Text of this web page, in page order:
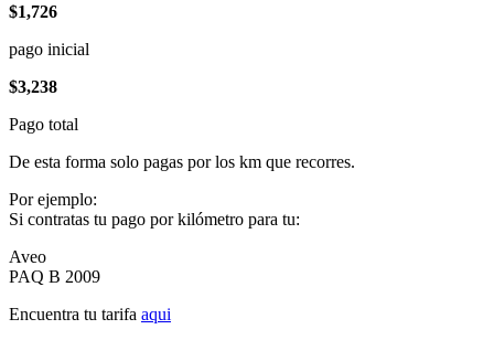
$1,726
pago inicial
$3,238
Pago total
De esta forma solo pagas por los km que recorres.
Por ejemplo:
Si contratas tu pago por kilómetro para tu:
Aveo
PAQ B 2009
Encuentra tu tarifa aqui